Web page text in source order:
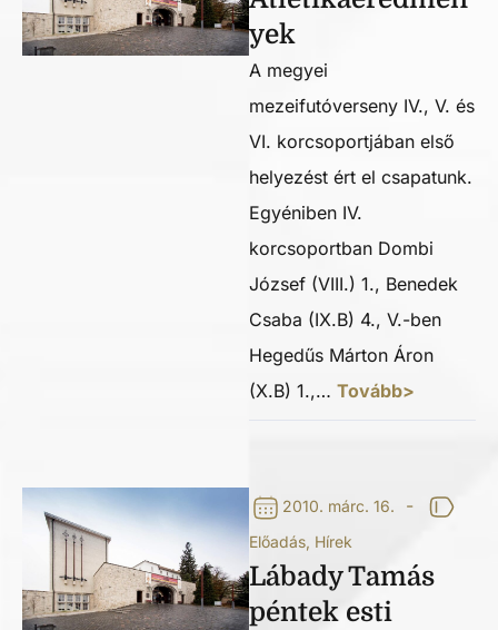
yek
A megyei
mezeifutóverseny IV., V. és
VI. korcsoportjában első
helyezést ért el csapatunk.
Egyéniben IV.
korcsoportban Dombi
József (VIII.) 1., Benedek
Csaba (IX.B) 4., V.-ben
Hegedűs Márton Áron
(X.B) 1.,… Tovább>
2010. márc. 16. -
Előadás, Hírek
Lábady Tamás
péntek esti